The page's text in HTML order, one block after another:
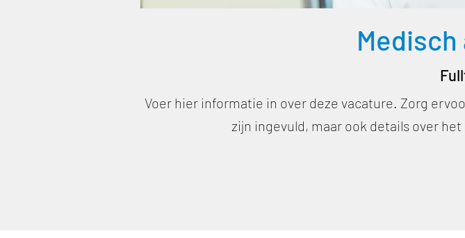
Voer hier informatie in over deze vacature. Zorg
zijn ingevuld, maar ook details over